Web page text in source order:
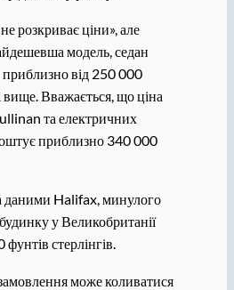
розкриває ціни», але
модель, седан
від 250 000
вище. Вважається, що ціна
та електричних
приблизно 340 000
даними Halifax, минулого
у Великобританії
стерлінгів.
може коливатися